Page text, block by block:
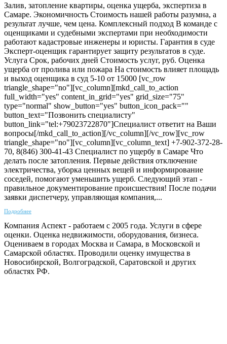
Залив, затопление квартиры, оценка ущерба, экспертиза в
Самаре. Экономичность Стоимость нашей работы разумна, а
результат лучше, чем цена. Комплексный подход В команде с
оценщиками и судебными экспертами при необходимости
работают кадастровые инженеры и юристы. Гарантия в суде
Эксперт-оценщик гарантирует защиту результатов в суде.
Услуга Срок, рабочих дней Стоимость услуг, руб. Оценка
ущерба от пролива или пожара На стоимость влияет площадь
и выход оценщика в суд 5-10 от 15000 [vc_row
triangle_shape="no"][vc_column][mkd_call_to_action
full_width="yes" content_in_grid="yes" grid_size="75"
type="normal" show_button="yes" button_icon_pack=""
button_text="Позвонить специалисту"
button_link="tel:+79023722870"]Специалист ответит на Ваши
вопросы[/mkd_call_to_action][/vc_column][/vc_row][vc_row
triangle_shape="no"][vc_column][vc_column_text] +7-902-372-28-
70, 8(846) 300-41-43 Специалист по ущербу в Самаре Что
делать после затопления. Первые действия отключение
электричества, уборка ценных вещей и информирование
соседей, помогают уменьшить ущерб. Следующий этап -
правильное документирование происшествия! После подачи
заявки диспетчеру, управляющая компания,...
Подробнее
Компания Аспект - работаем с 2005 года. Услуги в сфере
оценки. Оценка недвижимости, оборудования, бизнеса.
Оцениваем в городах Москва и Самара, в Московской и
Самарской областях. Проводили оценку имущества в
Новосибирской, Волгоградской, Саратовской и других
областях РФ.